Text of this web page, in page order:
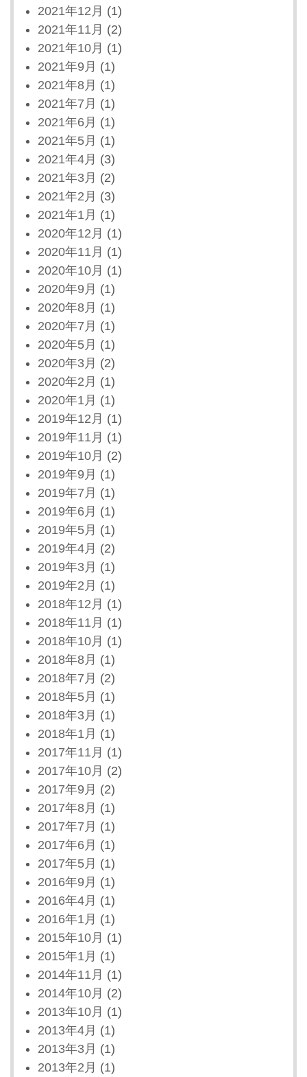
2021年12月 (1)
2021年11月 (2)
2021年10月 (1)
2021年9月 (1)
2021年8月 (1)
2021年7月 (1)
2021年6月 (1)
2021年5月 (1)
2021年4月 (3)
2021年3月 (2)
2021年2月 (3)
2021年1月 (1)
2020年12月 (1)
2020年11月 (1)
2020年10月 (1)
2020年9月 (1)
2020年8月 (1)
2020年7月 (1)
2020年5月 (1)
2020年3月 (2)
2020年2月 (1)
2020年1月 (1)
2019年12月 (1)
2019年11月 (1)
2019年10月 (2)
2019年9月 (1)
2019年7月 (1)
2019年6月 (1)
2019年5月 (1)
2019年4月 (2)
2019年3月 (1)
2019年2月 (1)
2018年12月 (1)
2018年11月 (1)
2018年10月 (1)
2018年8月 (1)
2018年7月 (2)
2018年5月 (1)
2018年3月 (1)
2018年1月 (1)
2017年11月 (1)
2017年10月 (2)
2017年9月 (2)
2017年8月 (1)
2017年7月 (1)
2017年6月 (1)
2017年5月 (1)
2016年9月 (1)
2016年4月 (1)
2016年1月 (1)
2015年10月 (1)
2015年1月 (1)
2014年11月 (1)
2014年10月 (2)
2013年10月 (1)
2013年4月 (1)
2013年3月 (1)
2013年2月 (1)